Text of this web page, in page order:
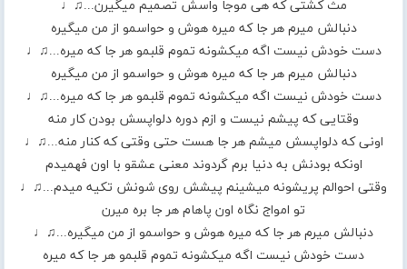
مث کشتی که هی موجا واسش تصمیم میگیرن...♫♩
دنبالش میرم هر جا که میره هوش و حواسمو از من میگیره
دست خودش نیست اگه میکشونه تموم قلبمو هر جا که میره...♫♩
دنبالش میرم هر جا که میره هوش و حواسمو از من میگیره
دست خودش نیست اگه میکشونه تموم قلبمو هر جا که میره...♫♩
وقتایی که پیشم نیست و ازم دوره دلواپسش بودن کار منه
اونی که دلواپسش میشم هر جا هست حتی وقتی که کنار منه...♫♩
اونکه بودنش به دنیا برم گردوند معنی عشقو با اون فهمیدم
وقتی احوالم پریشونه میشینم پیشش روی شونش تکیه میدم...♫♩
تو امواج نگاه اون پاهام هر جا بره میرن
دنبالش میرم هر جا که میره هوش و حواسمو از من میگیره...♫♩
دست خودش نیست اگه میکشونه تموم قلبمو هر جا که میره